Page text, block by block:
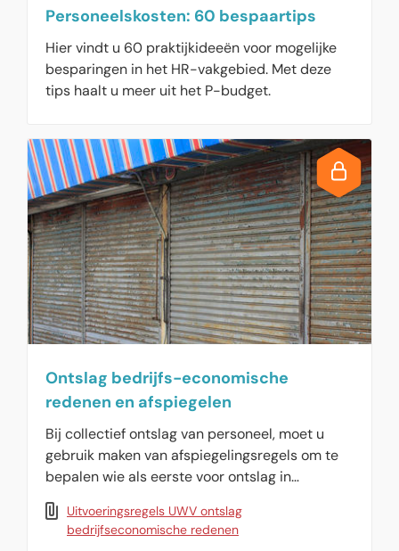
Personeelskosten: 60 bespaartips
Hier vindt u 60 praktijkideeën voor mogelijke
besparingen in het HR-vakgebied. Met deze
tips haalt u meer uit het P-budget.
Ontslag bedrijfs-economische
redenen en afspiegelen
Bij collectief ontslag van personeel, moet u
gebruik maken van afspiegelingsregels om te
bepalen wie als eerste voor ontslag in
aanmerking komt. Collectief ontslag moet altijd
gemeld worden bij de vakbonden. Hier ziet u
de regels.
Uitvoeringsregels UWV ontslag
bedrijfseconomische redenen